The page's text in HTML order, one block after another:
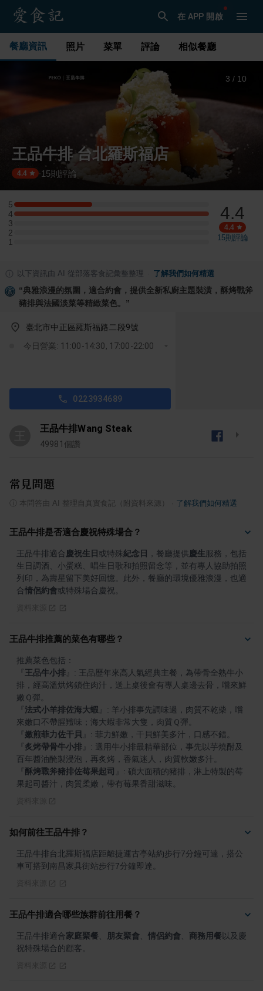
在 APP 開啟
餐廳資訊 照片 菜單 評論 相似餐廳
3 / 10
王品牛排 台北羅斯福店
4.4 ·15則評論
5
5 星：2 則評論
4
4 星：5 則評論
3
3 星：0 則評論
2
2 星：0 則評論
1
1 星：0 則評論
4.4
4.4
15則評論
以下資訊由 AI 從部落客食記彙整整理 了解我們如何精選
“典雅浪漫的氛圍，適合約會，提供全新私廚主題裝潢，酥烤戰斧
豬排與法國淡菜等精緻菜色。 ”
臺北市中正區羅斯福路二段9號
今日營業: 11:00-14:30, 17:00-22:00
0223934689
王品牛排Wang Steak
49981 個讚
常見問題
本問答由 AI 整理自真實食記（附資料來源） 了解我們如何精選
王品牛排是否適合慶祝特殊場合？
王品牛排適合 慶祝生日 或特殊紀念日 ，餐廳提供 慶生服務，包括
生日調酒、小蛋糕、唱生日歌和拍照留念等，並有專人協助拍照
列印，為壽星留下美好回憶。此外，餐廳的環境優雅浪漫，也適
合情侶約會或特殊場合慶祝。
王品牛排推薦的菜色有哪些？
王品牛小排
: 王品歷年來高人氣經典主餐，為帶骨全熟牛小
排，經高溫烘烤鎖住肉汁，送上桌後會有專人桌邊去骨，嚐來鮮
法式小羊排佐海大蝦
: 羊小排事先調味過，肉質不乾柴，嚐
嫩煎菲力佐干貝
炙烤帶骨牛小排
: 選用牛小排最精華部位，事先以芋燒酎及
酥烤戰斧豬排佐莓果起司
: 碩大面積的豬排，淋上特製的莓
果起司醬汁，肉質柔嫩，帶有莓果香甜滋味。
如何前往王品牛排？
王品牛排台北羅斯福店距離捷運古亭站約步行7分鐘可達，搭公
車可搭到南昌家具街站步行7分鐘即達。
王品牛排適合哪些族群前往用餐？
王品牛排適合家庭聚餐 朋友聚會 情侶約會 商務用餐以及慶
祝特殊場合的顧客。